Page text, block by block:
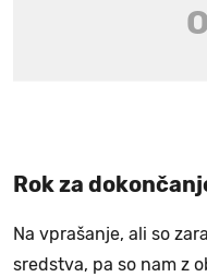
Rok za
Na vprašanje, ali so
sredstva, pa so nam z